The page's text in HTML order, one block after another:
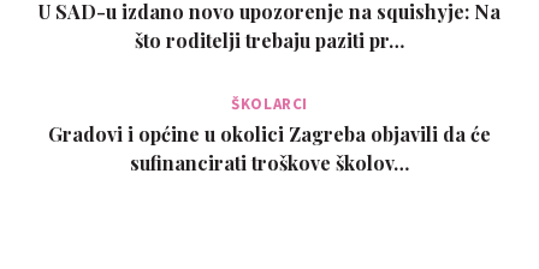
U SAD-u izdano novo upozorenje na squishyje: Na
što roditelji trebaju paziti pr…
ŠKOLARCI
Gradovi i općine u okolici Zagreba objavili da će
sufinancirati troškove školov…